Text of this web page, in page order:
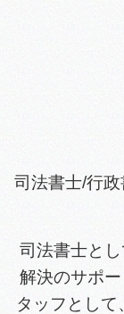
司法書士/行
司法書士と
解決のサポ
タッフとして